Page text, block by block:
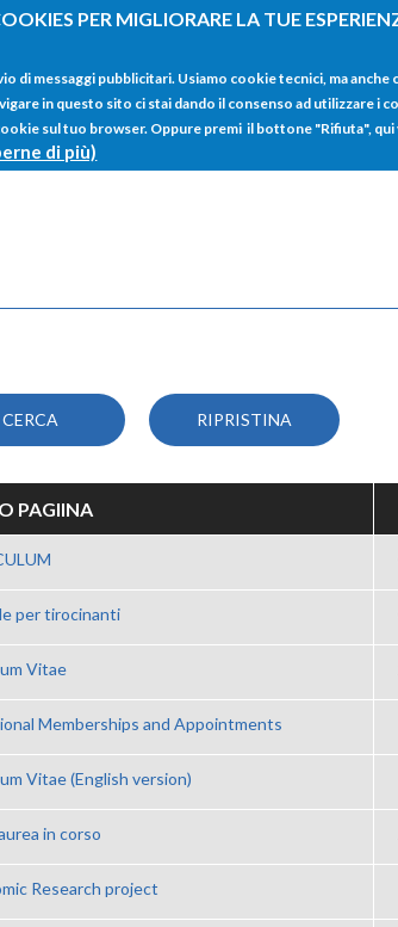
PER MIGLIORARE LA TUE
di messaggi pubblicitari. Usiamo cookie tecnici, ma anche
in questo sito ci stai dando il consenso ad utilizzare i
sul tuo browser. Oppure premi il bottone "Rifiuta", qui
di più)
PAGIINA
per tirocinanti
Vitae
Memberships and Appointments
Vitae (English version)
in corso
Research project